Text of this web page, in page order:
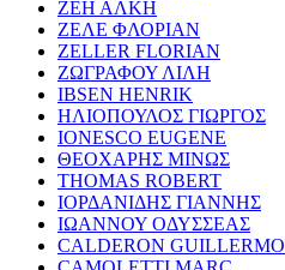
ΖΕΗ ΑΛΚΗ
ΖΕΛΕ ΦΛΟΡΙΑΝ
ZELLER FLORIAN
ΖΩΓΡΑΦΟΥ ΛΙΛΗ
IBSEN HENRIK
ΗΛΙΟΠΟΥΛΟΣ ΓΙΩΡΓΟΣ
IONESCO EUGENE
ΘΕΟΧΑΡΗΣ ΜΙΝΩΣ
THOMAS ROBERT
ΙΟΡΔΑΝΙΔΗΣ ΓΙΑΝΝΗΣ
ΙΩΑΝΝΟΥ ΟΔΥΣΣΕΑΣ
CALDERON GUILLERMO